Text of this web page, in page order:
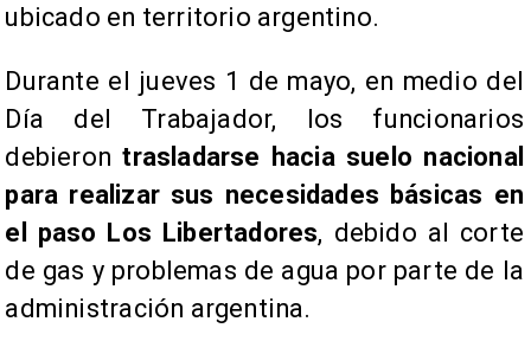
ubicado en territorio argentino.
Durante el jueves 1 de mayo, en medio del
Día del Trabajador, los funcionarios
debierontrasladarse hacia suelo nacional
para realizar sus necesidades básicas en
el paso Los Libertadores, debido al corte
de gas y problemas de agua por parte de la
administración argentina.